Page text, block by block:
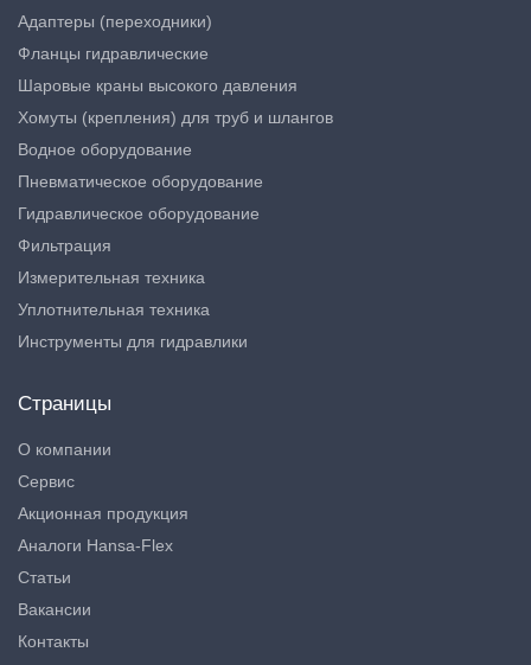
Адаптеры (переходники)
Фланцы гидравлические
Шаровые краны высокого давления
Хомуты (крепления) для труб и шлангов
Водное оборудование
Пневматическое оборудование
Гидравлическое оборудование
Фильтрация
Измерительная техника
Уплотнительная техника
Инструменты для гидравлики
Страницы
О компании
Сервис
Акционная продукция
Аналоги Hansa-Flex
Статьи
Вакансии
Контакты